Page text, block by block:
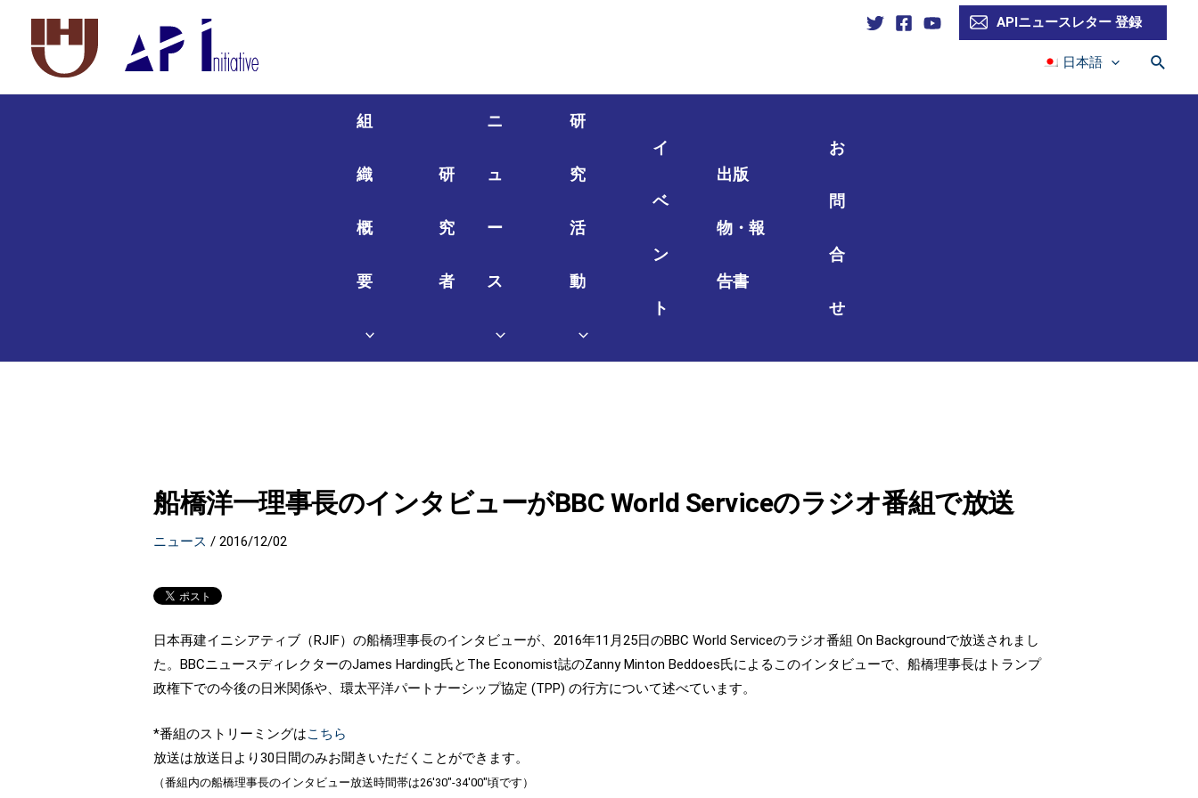
APIニュースレター 登録
日本語
検
組
織
概
要
研
究
者
ニ
ュ
ー
ス
研
究
活
動
イ
ベ
ン
ト
出版
物・報
告書
お
問
合
せ
船橋洋一理事長のインタビューがBBC World Serviceのラジオ番組で放送
ニュース /2016/12/02
日本再建イニシアティブ（RJIF）の船橋理事長のインタビューが、2016年11月25日のBBC World Serviceのラジオ番組 On Backgroundで放送されまし
た。BBCニュースディレクターのJames Harding氏とThe Economist誌のZanny Minton Beddoes氏によるこのインタビューで、船橋理事長はトランプ
政権下での今後の日米関係や、環太平洋パートナーシップ協定 (TPP) の行方について述べています。
*番組のストリーミングはこちら
放送は放送日より30日間のみお聞きいただくことができます。
（番組内の船橋理事長のインタビュー放送時間帯は26′30″-34′00″頃です）